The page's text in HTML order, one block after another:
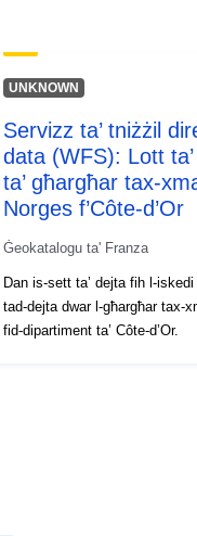
UNKNOWN
Servizz ta’ tniżżil
data (WFS): Lott ta’
ta’ għargħar tax-
Norges f’Côte-d’Or
Ġeokatalogu ta' Franza
Dan is-sett ta’ dejta fih l-
tad-dejta dwar l-għargħar tax-
fid-dipartiment ta’ Côte-d’Or.